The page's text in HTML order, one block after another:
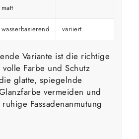
matt
wasserbasierend variiert
Variante ist die richtige
Farbe und Schutz
glatte, spiegelnde
vermeiden und
Fassadenanmutung